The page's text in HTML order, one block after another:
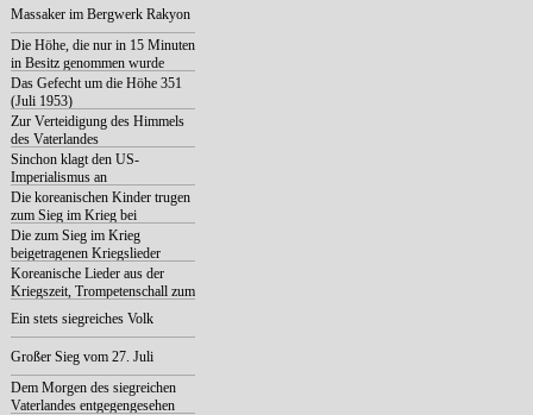
Massaker im Bergwerk Rakyon
Die Höhe, die nur in 15 Minuten
in Besitz genommen wurde
(Juni 1953)
Das Gefecht um die Höhe 351
(Juli 1953)
Zur Verteidigung des Himmels
des Vaterlandes
Sinchon klagt den US-
Imperialismus an
Die koreanischen Kinder trugen
zum Sieg im Krieg bei
Die zum Sieg im Krieg
beigetragenen Kriegslieder
Koreanische Lieder aus der
Kriegszeit, Trompetenschall zum
Siegesmarsch
Ein stets siegreiches Volk
Großer Sieg vom 27. Juli
Dem Morgen des siegreichen
Vaterlandes entgegengesehen